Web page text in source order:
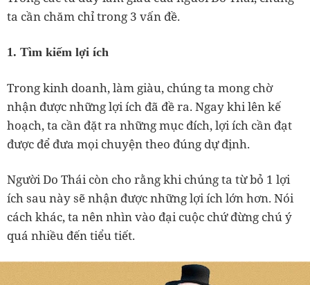
ta cần chăm chỉ trong 3 vấn đề.
1. Tìm kiếm lợi ích
Trong kinh doanh, làm giàu, chúng ta mong chờ
nhận được những lợi ích đã đề ra. Ngay khi lên kế
hoạch, ta cần đặt ra những mục đích, lợi ích cần đạt
được để đưa mọi chuyện theo đúng dự định.
Người Do Thái còn cho rằng khi chúng ta từ bỏ 1 lợi
ích sau này sẽ nhận được những lợi ích lớn hơn. Nói
cách khác, ta nên nhìn vào đại cuộc chứ đừng chú ý
quá nhiều đến tiểu tiết.